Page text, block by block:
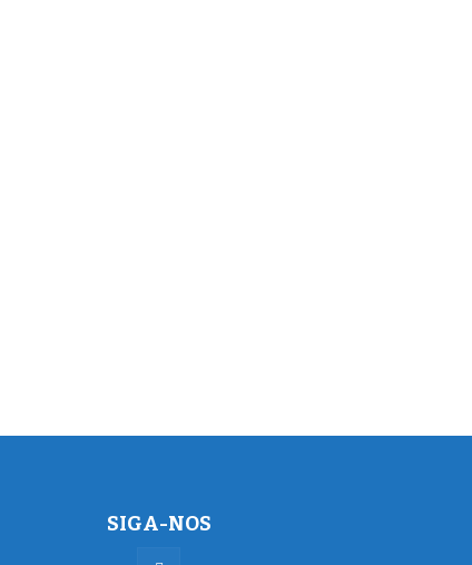
SIGA-NOS